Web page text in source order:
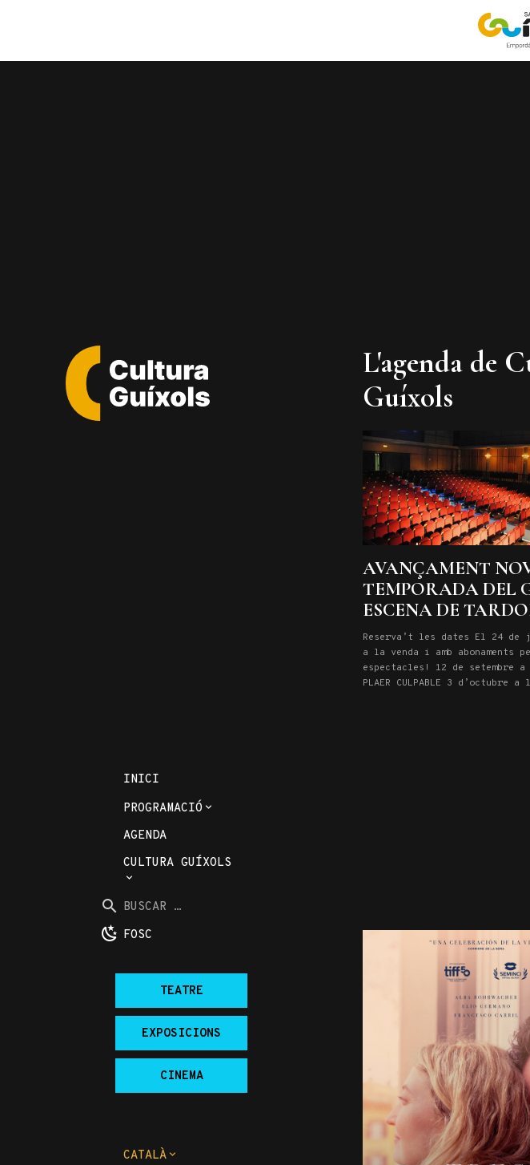
INICI
PROGRAMACIÓ
AGENDA
CULTURA GUÍXOLS
Buscar
per
web:
... FOSC
TEATRE
EXPOSICIONS
CINEMA
CATALÀ
L'agenda de
Guíxols
AVANÇAMENT
TEMPORADA DEL
ESCENA DE
Reserva’t les dates El 24 de
a la venda i amb abonaments
espectacles! 12 de setembre
PLAER CULPABLE 3 d’octubre